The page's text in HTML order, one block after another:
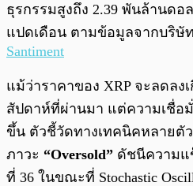
ธุรกรรมสูงถึง 2.39 พันล้านดอ
แปดเดือน ตามข้อมูลจากบริษั
Santiment
แม้ว่าราคาของ XRP จะลดลง
สัปดาห์ที่ผ่านมา แต่ความเชื่อ
ขึ้น ตัวชี้วัดทางเทคนิคหลายตั
ภาวะ “Oversold” ดัชนีความแ
ที่ 36 ในขณะที่ Stochastic